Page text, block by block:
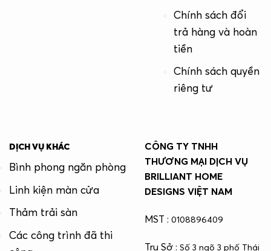
Chính sách đổi
trả hàng và hoàn
tiền
Chính sách quyền
riêng tư
DỊCH VỤ KHÁC
Bình phong ngăn phòng
Linh kiện màn cửa
Thảm trải sàn
Các công trình đã thi
CÔNG TY TNHH
THƯƠNG MẠI DỊCH VỤ
BRILLIANT HOME
DESIGNS VIỆT NAM
MST : 0108896409
Trụ Sở : Số 3 ngõ 3 phố Thái